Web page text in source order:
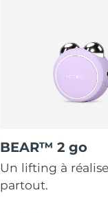
BEAR™ 2 go
Un lifting à
partout.